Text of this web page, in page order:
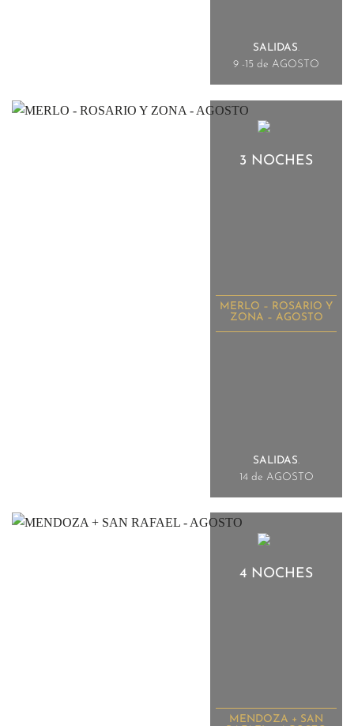
SALIDAS.
9 -15 de AGOSTO
3 NOCHES
MERLO – ROSARIO Y
ZONA – AGOSTO
SALIDAS.
14 de AGOSTO
4 NOCHES
MENDOZA + SAN